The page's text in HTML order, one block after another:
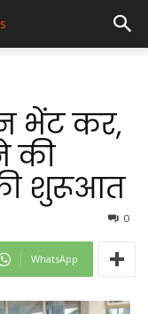
भेंट कर,
की
शुरूआत
0
WhatsApp